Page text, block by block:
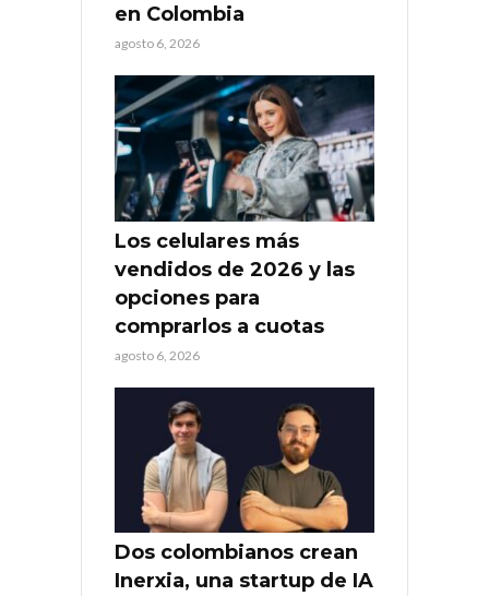
en Colombia
agosto 6, 2026
Los celulares más
vendidos de 2026 y las
opciones para
comprarlos a cuotas
agosto 6, 2026
Dos colombianos crean
Inerxia, una startup de IA